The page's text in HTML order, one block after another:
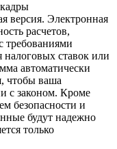
версия. Электронная
расчетов,
требованиями
налоговых ставок или
автоматически
чтобы ваша
с законом. Кроме
безопасности и
будут надежно
только